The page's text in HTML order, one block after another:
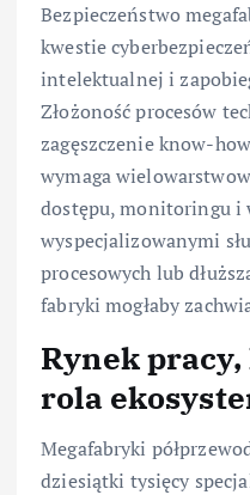
Bezpieczeństwo
kwestie
intelektualnej i
Złożoność procesów
zagęszczenie know-
wymaga
dostępu, monitoringu i
wyspecjalizowanymi
procesowych lub
fabryki mogłaby
Rynek
rola
Megafabryki
dziesiątki tysięcy